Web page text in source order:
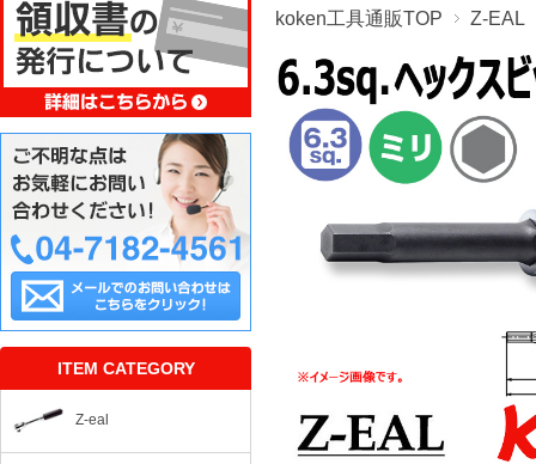
koken工具通販TOP Z-EAL
ITEM CATEGORY
Z-eal